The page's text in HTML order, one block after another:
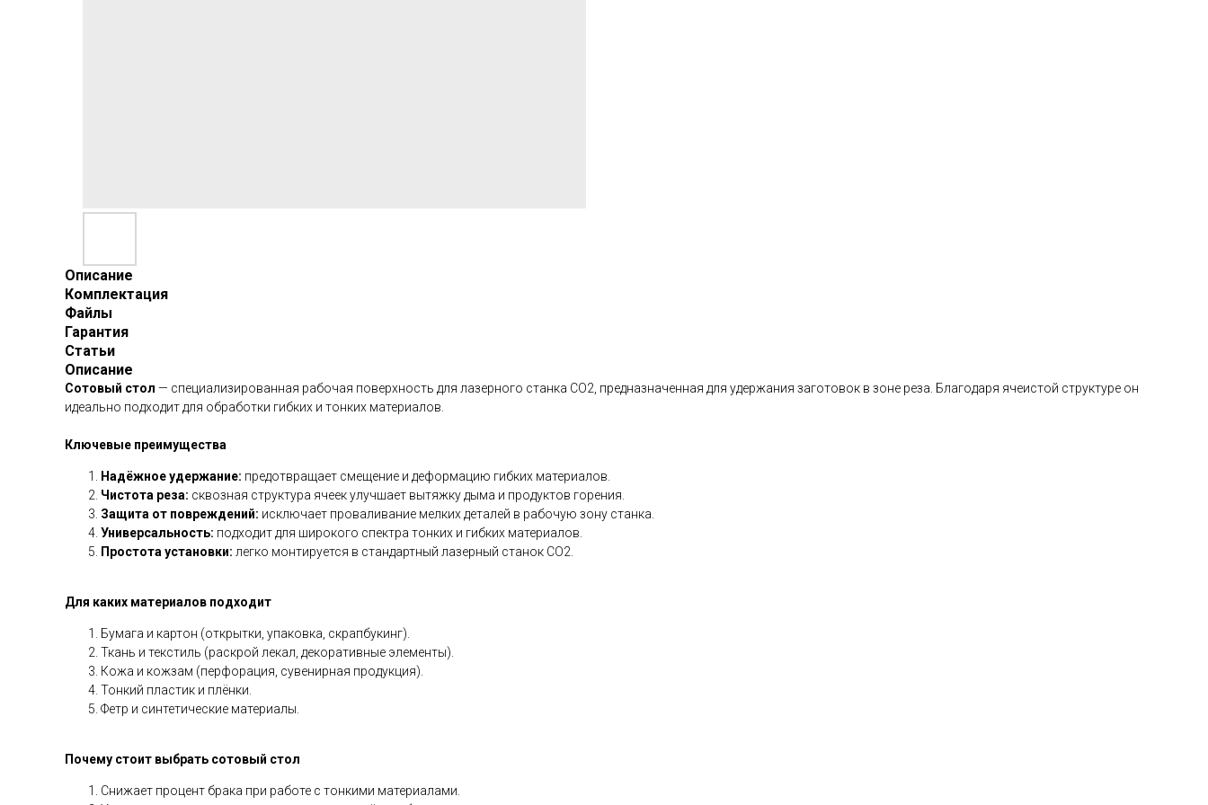
Описание
Комплектация
Файлы
Гарантия
Статьи
Описание
Сотовый стол — специализированная рабочая поверхность для лазерного станка CO2, предназначенная для удержания заготовок в зоне реза. Благодаря ячеистой структуре он
идеально подходит для обработки гибких и тонких материалов.
Ключевые преимущества
Надёжное удержание: предотвращает смещение и деформацию гибких материалов.
Чистота реза: сквозная структура ячеек улучшает вытяжку дыма и продуктов горения.
Защита от повреждений: исключает проваливание мелких деталей в рабочую зону станка.
Универсальность: подходит для широкого спектра тонких и гибких материалов.
Простота установки: легко монтируется в стандартный лазерный станок CO2.
Для каких материалов подходит
Бумага и картон (открытки, упаковка, скрапбукинг).
Ткань и текстиль (раскрой лекал, декоративные элементы).
Кожа и кожзам (перфорация, сувенирная продукция).
Тонкий пластик и плёнки.
Фетр и синтетические материалы.
Почему стоит выбрать сотовый стол
Снижает процент брака при работе с тонкими материалами.